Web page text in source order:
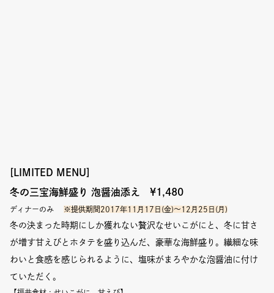
[LIMITED MENU]
冬の三宝海鮮盛り 泡醤油添え
¥1,480
ディナーのみ ※提供期間2017年11月17日(金)〜12月25日(月)
冬の決まった時期にしか獲れない贅沢なせいこがにと、冬に甘さ
が増す甘えびとホタテを盛り込んだ、豪華な海鮮盛り。繊細な味
わいと食感を感じられるように、塩味がまろやかな泡醤油に付け
ていただく。